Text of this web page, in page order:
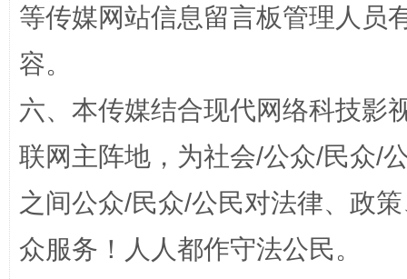
“蜀中异人”王建安的艺术幻境
等传媒网站信息留言板管理人员
容。
六、本传媒结合现代网络科技影
联网主阵地，为社会/公众/民众/
之间公众/民众/公民对法律、政
众服务！人人都作守法公民。